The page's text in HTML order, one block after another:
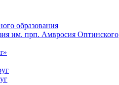
образования
им. прп. Амвросия Оптинского